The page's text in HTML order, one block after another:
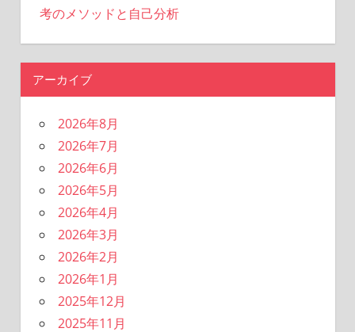
考のメソッドと自己分析
アーカイブ
2026年8月
2026年7月
2026年6月
2026年5月
2026年4月
2026年3月
2026年2月
2026年1月
2025年12月
2025年11月